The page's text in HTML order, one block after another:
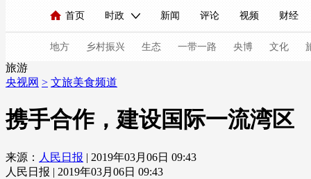
首页 时政 新闻 评论 视频 财经
人民领袖习近平 联播+ 中国领导人 央视快评 习
直播 栏目大全 节目单 听音 微视频
海外频道 iPanda English Монгол
地方 乡村振兴 生态 一带一路 央博 文化
新闻 国内 国际 评论
旅游
央视网 > 文旅美食频道
携手合作，建设国际一流湾区
来源： 人民日报 | 2019年03月06日 09:43
人民日报 | 2019年03月06日 09:43